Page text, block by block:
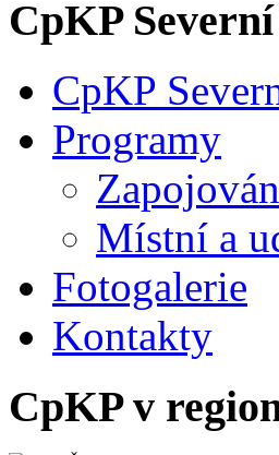
CpKP
CpKP
Programy
Místní a
Fotogalerie
Kontakty
CpKP v